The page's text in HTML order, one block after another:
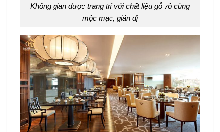
Không gian được trang trí với chất liệu gỗ vô cùng
mộc mạc, giản dị